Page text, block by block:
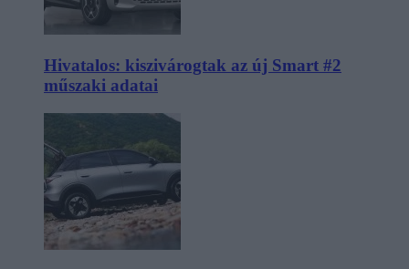
Hivatalos: kiszivárogtak az új Smart #2
műszaki adatai